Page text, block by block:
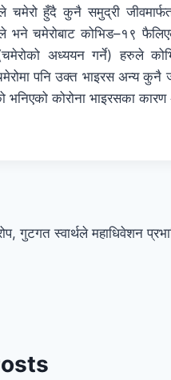
चमेरो हुँदै कुनै समुद्री
भने चमेरोबाट कोभिड–१९
अध्ययन गर्ने) हरुले
पनि उक्त भाइरस अन्य कुनै
भनिएको कोरोना भाइरसका
गुटगत स्वार्थले महाधिवेशन